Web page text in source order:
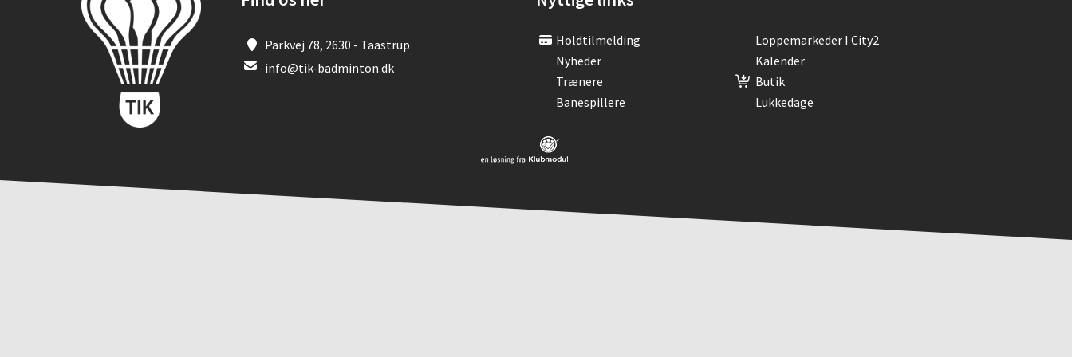
Parkvej 78, 2630 - Taastrup
info@tik-badminton.dk
Holdtilmelding
Loppemarkeder I City2
Nyheder
Kalender
Trænere
Butik
Banespillere
Lukkedage